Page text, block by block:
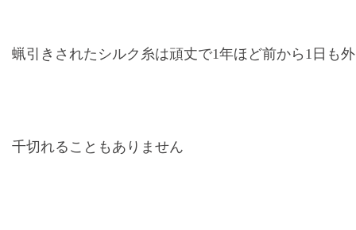
蝋引きされたシルク糸は頑丈で1年ほど前から1日も
千切れることもありません